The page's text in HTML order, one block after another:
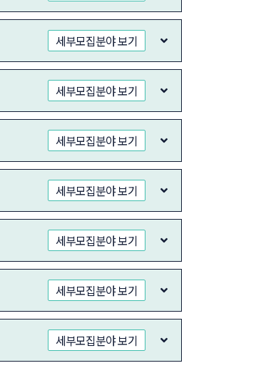
세부모집분야 보기
세부모집분야 보기
세부모집분야 보기
세부모집분야 보기
세부모집분야 보기
세부모집분야 보기
세부모집분야 보기